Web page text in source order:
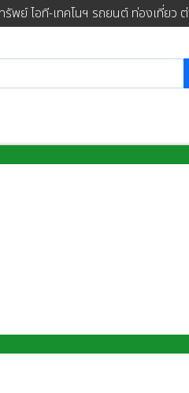
ย์ ไอที-เทคโนฯ รถยนต์ ท่องเที่ยว ต่